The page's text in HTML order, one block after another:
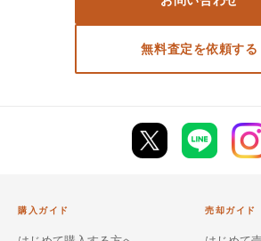
無料査定を依頼する
購入ガイド 売却ガイド